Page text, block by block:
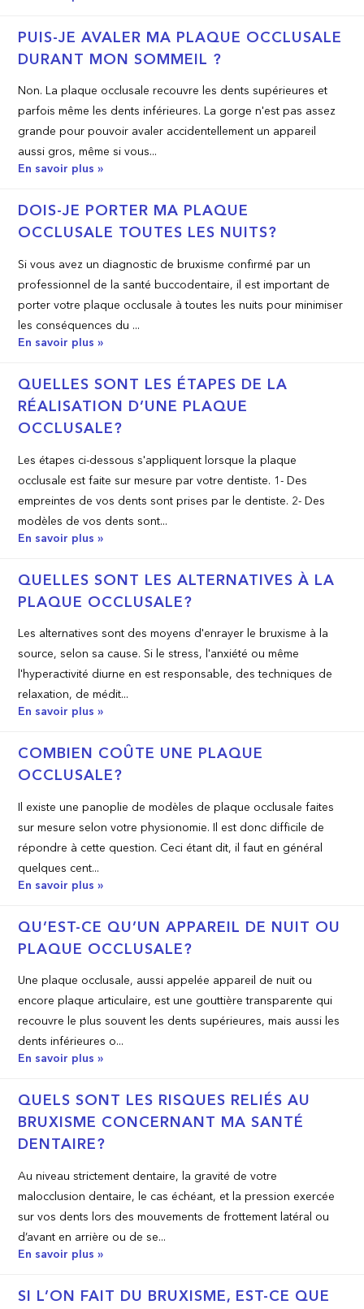
PUIS-JE AVALER MA PLAQUE OCCLUSALE
DURANT MON SOMMEIL ?
Non. La plaque occlusale recouvre les dents supérieures et
parfois même les dents inférieures. La gorge n'est pas assez
grande pour pouvoir avaler accidentellement un appareil
aussi gros, même si vous...
En savoir plus »
DOIS­-JE PORTER MA PLAQUE
OCCLUSALE TOUTES LES NUITS?
Si vous avez un diagnostic de bruxisme confirmé par un
professionnel de la santé buccodentaire, il est important de
porter votre plaque occlusale à toutes les nuits pour minimiser
les conséquences du ...
En savoir plus »
QUELLES SONT LES ÉTAPES DE LA
RÉALISATION D’UNE PLAQUE
OCCLUSALE?
Les étapes ci-dessous s'appliquent lorsque la plaque
occlusale est faite sur mesure par votre dentiste. 1- Des
empreintes de vos dents sont prises par le dentiste. 2- Des
modèles de vos dents sont...
En savoir plus »
QUELLES SONT LES ALTERNATIVES À LA
PLAQUE OCCLUSALE?
Les alternatives sont des moyens d'enrayer le bruxisme à la
source, selon sa cause. Si le stress, l'anxiété ou même
l'hyperactivité diurne en est responsable, des techniques de
relaxation, de médit...
En savoir plus »
COMBIEN COÛTE UNE PLAQUE
OCCLUSALE?
Il existe une panoplie de modèles de plaque occlusale faites
sur mesure selon votre physionomie. Il est donc difficile de
répondre à cette question. Ceci étant dit, il faut en général
quelques cent...
En savoir plus »
QU’EST­-CE QU’UN APPAREIL DE NUIT OU
PLAQUE OCCLUSALE?
Une plaque occlusale, aussi appelée appareil de nuit ou
encore plaque articulaire, est une gouttière transparente qui
recouvre le plus souvent les dents supérieures, mais aussi les
dents inférieures o...
En savoir plus »
QUELS SONT LES RISQUES RELIÉS AU
BRUXISME CONCERNANT MA SANTÉ
DENTAIRE?
Au niveau strictement dentaire, la gravité de votre
malocclusion dentaire, le cas échéant, et la pression exercée
sur vos dents lors des mouvements de frottement latéral ou
d’avant en arrière ou de se...
En savoir plus »
SI L’ON FAIT DU BRUXISME, EST­-CE QUE